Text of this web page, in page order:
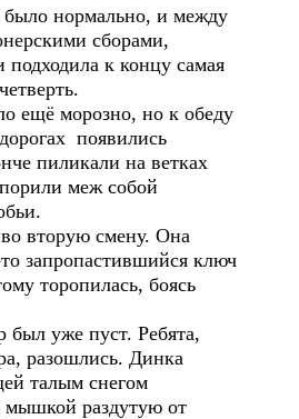
нормально, и между
сборами,
к концу самая
морозно, но к обеду
появились
пиликали на ветках
меж собой
вторую смену. Она
запропастившийся ключ
торопилась, боясь
уже пуст. Ребята,
разошлись. Динка
талым снегом
мышкой раздутую от